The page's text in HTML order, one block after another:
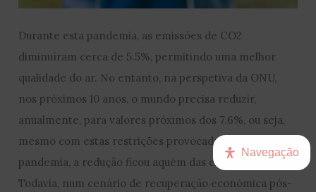
Durante esta pandemia, as emissões de CO2
diminuíram cerca de 5.5%, permitindo uma melhor
qualidade do ar. No entanto, na perspetiva da ONU,
nos próximos 10 anos, o mundo precisa reduzir,
anualmente, para valores próximos dos 7.6%, ou seja,
mesmo com estas restrições provocadas pela
pandemia, a redução ficou aquém das expectativas.
Todavia, num cenário de recuperação económica pós-
Navegação